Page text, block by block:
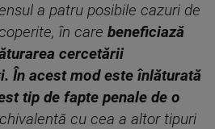
a patru posibile cazuri de
în care beneficiază
cercetării
În acest mod este înlăturată
tip de fapte penale de o
cu cea a altor tipuri